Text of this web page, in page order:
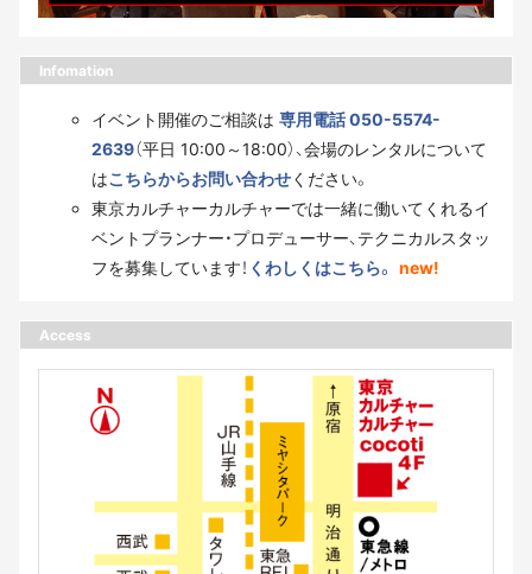
Infomation
イベント開催のご相談は 専用電話 050-5574-
2639（平日 10:00～18:00）、会場のレンタルについて
はこちらからお問い合わせください。
東京カルチャーカルチャーでは一緒に働いてくれるイ
ベントプランナー・プロデューサー、テクニカルスタッ
フを募集しています！ くわしくはこちら。 new!
Access